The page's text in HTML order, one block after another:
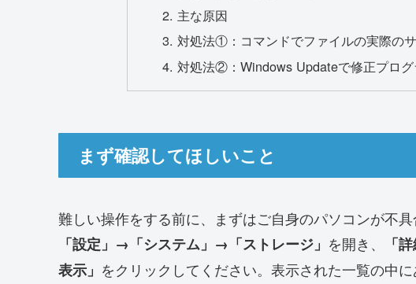
主な原因
対処法①：コマンドでファイルの実際の
対処法②：Windows Updateで修正プロ
まず確認してほしいこと
難しい操作をする前に、まずはご自身のパソコンが不
「設定」→「システム」→「ストレージ」 を開き、
「
表示」 をクリックしてください。表示された一覧の中に